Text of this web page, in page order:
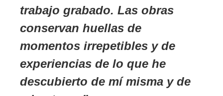
trabajo grabado. Las obras
conservan huellas de
momentos irrepetibles y de
experiencias de lo que he
descubierto de mí misma y de